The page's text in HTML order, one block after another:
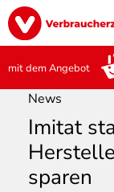
Direkt
zum
Inhalt
Image
mit dem Angebot
News
Imitat
sparen